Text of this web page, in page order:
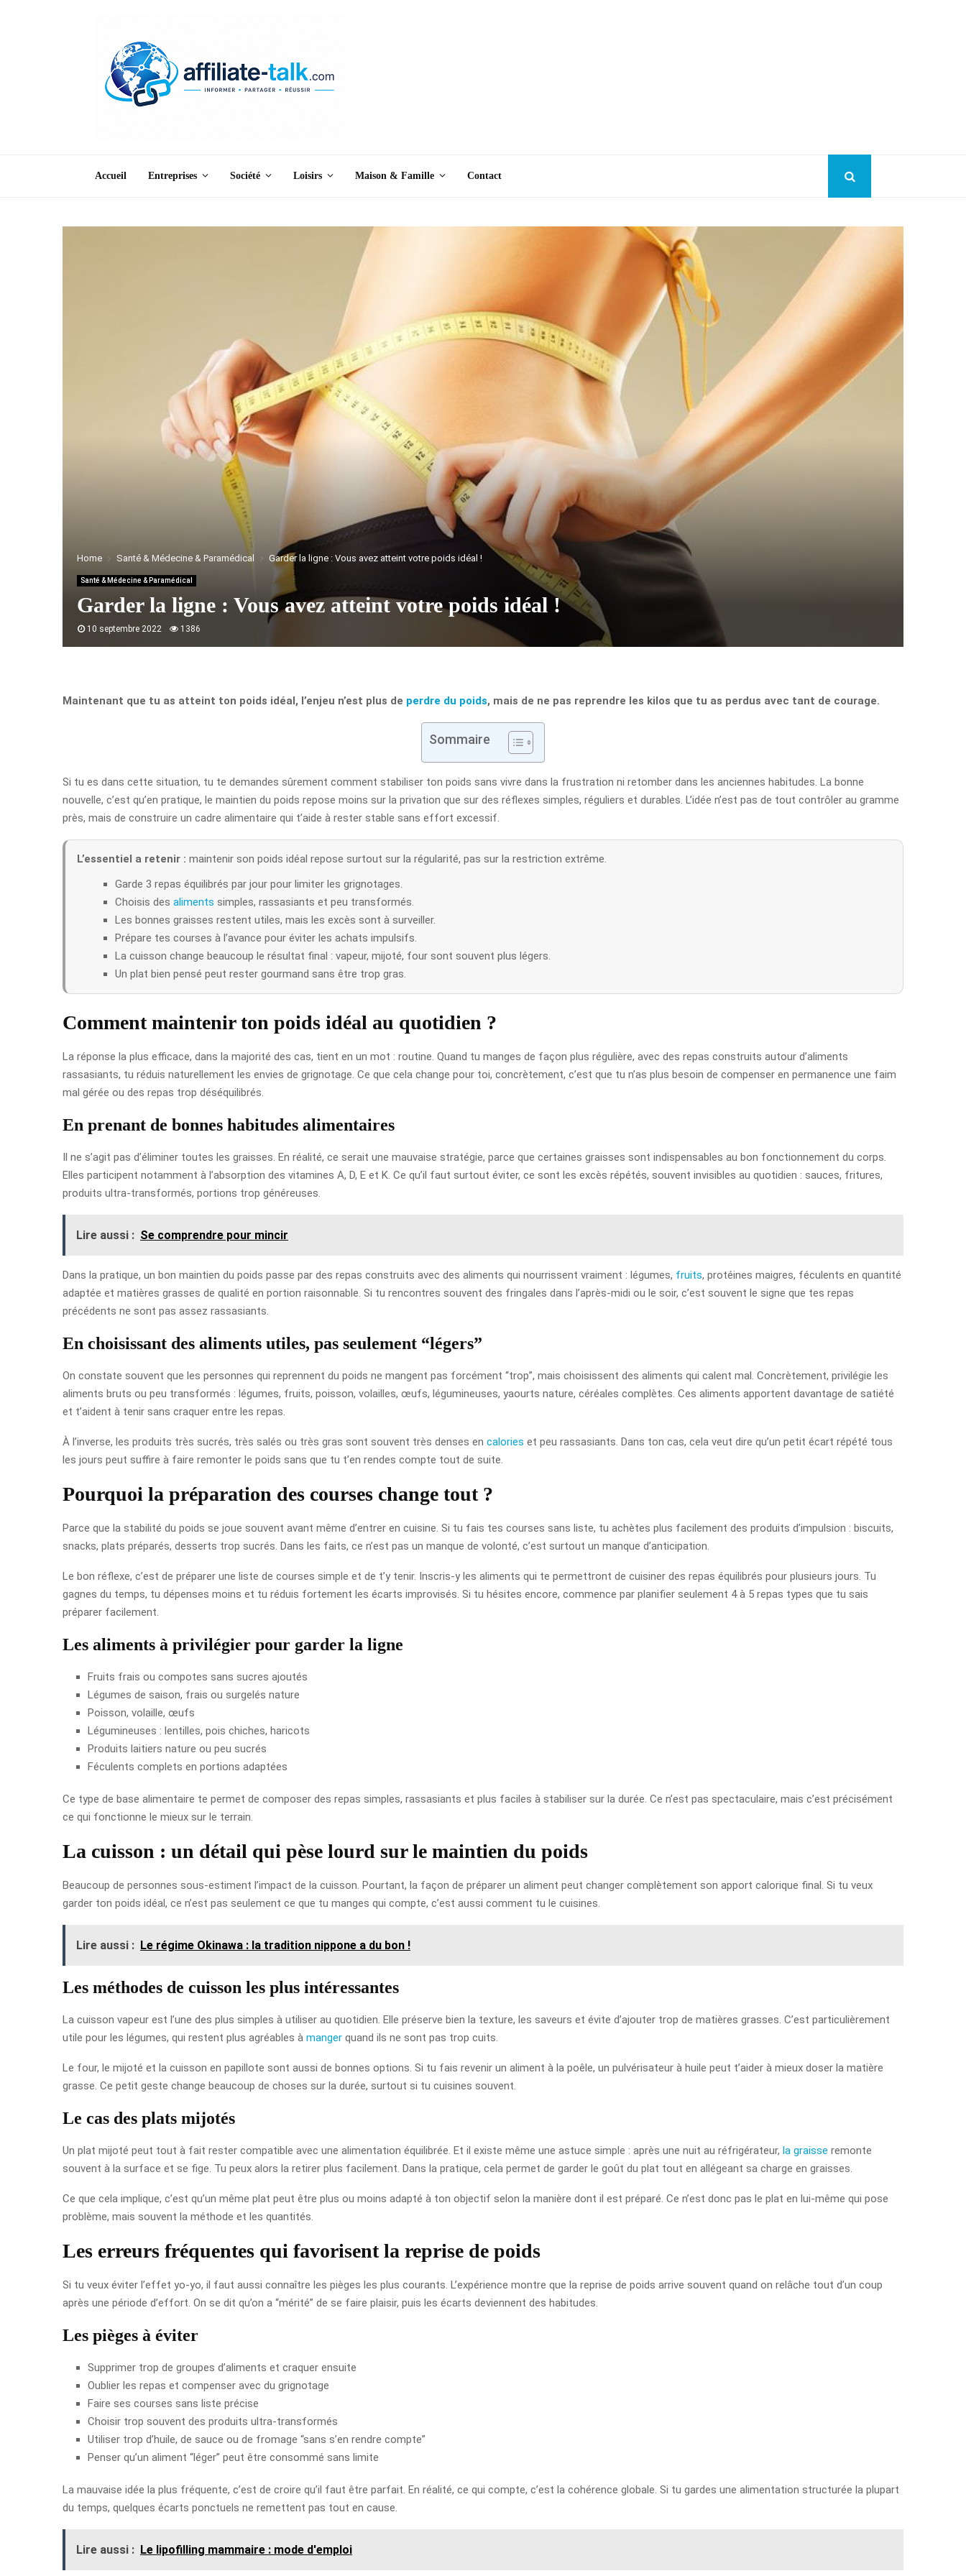
Accueil Entreprises Société Loisirs Maison & Famille Contact
Home Santé & Médecine & Paramédical Garder la ligne : Vous avez atteint votre poids idéal !
Santé & Médecine & Paramédical
Garder la ligne : Vous avez atteint votre poids idéal !
10 septembre 2022 1386
Maintenant que tu as atteint ton poids idéal, l’enjeu n’est plus de perdre du poids, mais de ne pas reprendre les kilos que tu as perdus avec tant de courage.
Sommaire
Si tu es dans cette situation, tu te demandes sûrement comment stabiliser ton poids sans vivre dans la frustration ni retomber dans les anciennes habitudes. La bonne
nouvelle, c’est qu’en pratique, le maintien du poids repose moins sur la privation que sur des réflexes simples, réguliers et durables. L’idée n’est pas de tout contrôler au gramme
près, mais de construire un cadre alimentaire qui t’aide à rester stable sans effort excessif.
L’essentiel a retenir : maintenir son poids idéal repose surtout sur la régularité, pas sur la restriction extrême.
Garde 3 repas équilibrés par jour pour limiter les grignotages.
Choisis des aliments simples, rassasiants et peu transformés.
Les bonnes graisses restent utiles, mais les excès sont à surveiller.
Prépare tes courses à l’avance pour éviter les achats impulsifs.
La cuisson change beaucoup le résultat final : vapeur, mijoté, four sont souvent plus légers.
Un plat bien pensé peut rester gourmand sans être trop gras.
Comment maintenir ton poids idéal au quotidien ?
La réponse la plus efficace, dans la majorité des cas, tient en un mot : routine. Quand tu manges de façon plus régulière, avec des repas construits autour d’aliments
rassasiants, tu réduis naturellement les envies de grignotage. Ce que cela change pour toi, concrètement, c’est que tu n’as plus besoin de compenser en permanence une faim
mal gérée ou des repas trop déséquilibrés.
En prenant de bonnes habitudes alimentaires
Il ne s’agit pas d’éliminer toutes les graisses. En réalité, ce serait une mauvaise stratégie, parce que certaines graisses sont indispensables au bon fonctionnement du corps.
Elles participent notamment à l’absorption des vitamines A, D, E et K. Ce qu’il faut surtout éviter, ce sont les excès répétés, souvent invisibles au quotidien : sauces, fritures,
produits ultra-transformés, portions trop généreuses.
Lire aussi : Se comprendre pour mincir
Dans la pratique, un bon maintien du poids passe par des repas construits avec des aliments qui nourrissent vraiment : légumes, fruits, protéines maigres, féculents en quantité
adaptée et matières grasses de qualité en portion raisonnable. Si tu rencontres souvent des fringales dans l’après-midi ou le soir, c’est souvent le signe que tes repas
précédents ne sont pas assez rassasiants.
En choisissant des aliments utiles, pas seulement “légers”
On constate souvent que les personnes qui reprennent du poids ne mangent pas forcément “trop”, mais choisissent des aliments qui calent mal. Concrètement, privilégie les
aliments bruts ou peu transformés : légumes, fruits, poisson, volailles, œufs, légumineuses, yaourts nature, céréales complètes. Ces aliments apportent davantage de satiété
et t’aident à tenir sans craquer entre les repas.
À l’inverse, les produits très sucrés, très salés ou très gras sont souvent très denses en calories et peu rassasiants. Dans ton cas, cela veut dire qu’un petit écart répété tous
les jours peut suffire à faire remonter le poids sans que tu t’en rendes compte tout de suite.
Pourquoi la préparation des courses change tout ?
Parce que la stabilité du poids se joue souvent avant même d’entrer en cuisine. Si tu fais tes courses sans liste, tu achètes plus facilement des produits d’impulsion : biscuits,
snacks, plats préparés, desserts trop sucrés. Dans les faits, ce n’est pas un manque de volonté, c’est surtout un manque d’anticipation.
Le bon réflexe, c’est de préparer une liste de courses simple et de t’y tenir. Inscris-y les aliments qui te permettront de cuisiner des repas équilibrés pour plusieurs jours. Tu
gagnes du temps, tu dépenses moins et tu réduis fortement les écarts improvisés. Si tu hésites encore, commence par planifier seulement 4 à 5 repas types que tu sais
préparer facilement.
Les aliments à privilégier pour garder la ligne
Fruits frais ou compotes sans sucres ajoutés
Légumes de saison, frais ou surgelés nature
Poisson, volaille, œufs
Légumineuses : lentilles, pois chiches, haricots
Produits laitiers nature ou peu sucrés
Féculents complets en portions adaptées
Ce type de base alimentaire te permet de composer des repas simples, rassasiants et plus faciles à stabiliser sur la durée. Ce n’est pas spectaculaire, mais c’est précisément
ce qui fonctionne le mieux sur le terrain.
La cuisson : un détail qui pèse lourd sur le maintien du poids
Beaucoup de personnes sous-estiment l’impact de la cuisson. Pourtant, la façon de préparer un aliment peut changer complètement son apport calorique final. Si tu veux
garder ton poids idéal, ce n’est pas seulement ce que tu manges qui compte, c’est aussi comment tu le cuisines.
Lire aussi : Le régime Okinawa : la tradition nippone a du bon !
Les méthodes de cuisson les plus intéressantes
La cuisson vapeur est l’une des plus simples à utiliser au quotidien. Elle préserve bien la texture, les saveurs et évite d’ajouter trop de matières grasses. C’est particulièrement
utile pour les légumes, qui restent plus agréables à manger quand ils ne sont pas trop cuits.
Le four, le mijoté et la cuisson en papillote sont aussi de bonnes options. Si tu fais revenir un aliment à la poêle, un pulvérisateur à huile peut t’aider à mieux doser la matière
grasse. Ce petit geste change beaucoup de choses sur la durée, surtout si tu cuisines souvent.
Le cas des plats mijotés
Un plat mijoté peut tout à fait rester compatible avec une alimentation équilibrée. Et il existe même une astuce simple : après une nuit au réfrigérateur, la graisse remonte
souvent à la surface et se fige. Tu peux alors la retirer plus facilement. Dans la pratique, cela permet de garder le goût du plat tout en allégeant sa charge en graisses.
Ce que cela implique, c’est qu’un même plat peut être plus ou moins adapté à ton objectif selon la manière dont il est préparé. Ce n’est donc pas le plat en lui-même qui pose
problème, mais souvent la méthode et les quantités.
Les erreurs fréquentes qui favorisent la reprise de poids
Si tu veux éviter l’effet yo-yo, il faut aussi connaître les pièges les plus courants. L’expérience montre que la reprise de poids arrive souvent quand on relâche tout d’un coup
après une période d’effort. On se dit qu’on a “mérité” de se faire plaisir, puis les écarts deviennent des habitudes.
Les pièges à éviter
Supprimer trop de groupes d’aliments et craquer ensuite
Oublier les repas et compenser avec du grignotage
Faire ses courses sans liste précise
Choisir trop souvent des produits ultra-transformés
Utiliser trop d’huile, de sauce ou de fromage “sans s’en rendre compte”
Penser qu’un aliment “léger” peut être consommé sans limite
La mauvaise idée la plus fréquente, c’est de croire qu’il faut être parfait. En réalité, ce qui compte, c’est la cohérence globale. Si tu gardes une alimentation structurée la plupart
du temps, quelques écarts ponctuels ne remettent pas tout en cause.
Lire aussi : Le lipofilling mammaire : mode d'emploi